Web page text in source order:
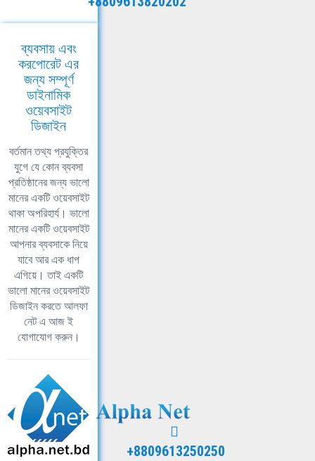
ব্যবসায় এবং
করপোরেট এর
জন্য সম্পূর্ণ
ডাইনামিক
ওয়েবসাইট
ডিজাইন
বর্তমান তথ্য প্রযুক্তির
যুগে যে কোন ব্যবসা
প্রতিষ্ঠানের জন্য ভালো
মানের একটি ওয়েবসাইট
থাকা অপরিহার্য। ভালো
মানের একটি ওয়েবসাইট
আপনার ব্যবসাকে নিয়ে
যাবে আর এক ধাপ
এগিয়ে। তাই একটি
ভালো মানের ওয়েবসাইট
ডিজাইন করতে আলফা
নেট এ আজ ই
যোগাযোগ করুন।
+8809613250250